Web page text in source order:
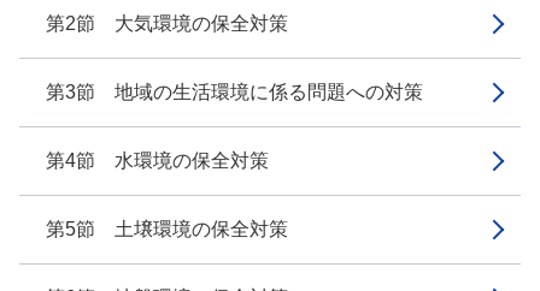
第2節 大気環境の保全対策
第3節 地域の生活環境に係る問題への対策
第4節 水環境の保全対策
第5節 土壌環境の保全対策